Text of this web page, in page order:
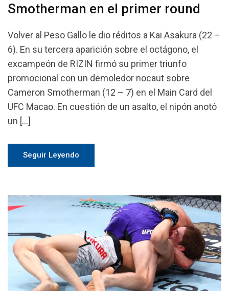
Smotherman en el primer round
Volver al Peso Gallo le dio réditos a Kai Asakura (22 –
6). En su tercera aparición sobre el octágono, el
excampeón de RIZIN firmó su primer triunfo
promocional con un demoledor nocaut sobre
Cameron Smotherman (12 – 7) en el Main Card del
UFC Macao. En cuestión de un asalto, el nipón anotó
un […]
Seguir Leyendo